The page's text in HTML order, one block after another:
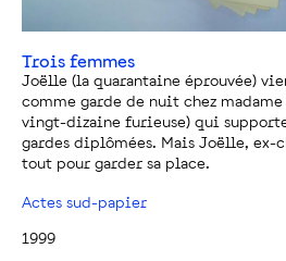
Trois femmes
Joëlle (la quarantaine éprouvée)
comme garde de nuit chez
vingt-dizaine furieuse) qui
gardes diplômées. Mais Joëlle, ex-
tout pour garder sa place.
Actes sud-papier
1999